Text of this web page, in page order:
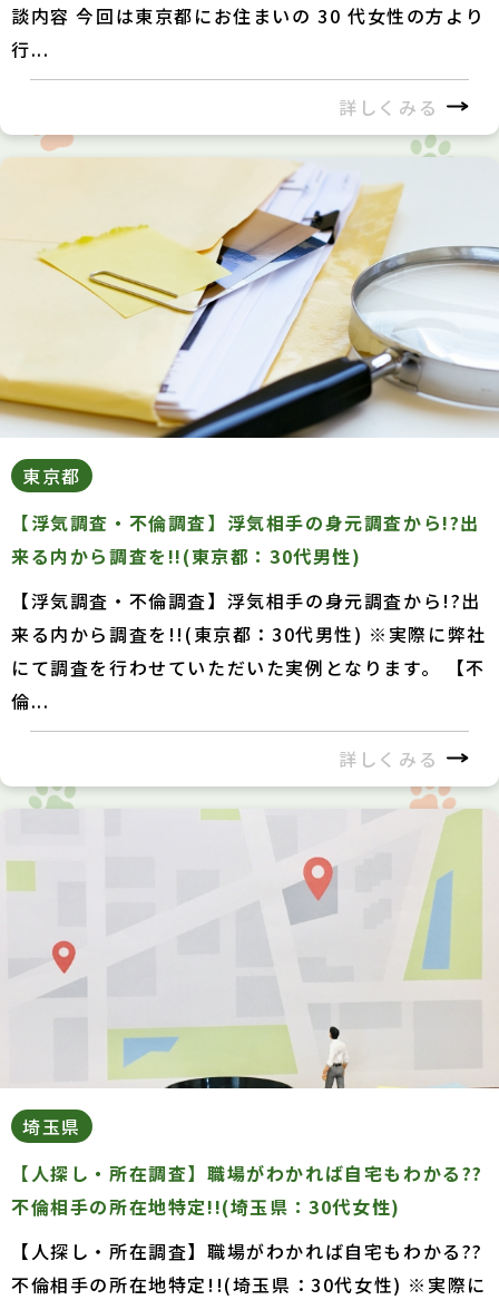
談内容 今回は東京都にお住まいの 30 代女性の方より
行...
詳しくみる
東京都
【浮気調査・不倫調査】浮気相手の身元調査から!?出
来る内から調査を!!(東京都：30代男性)
【浮気調査・不倫調査】浮気相手の身元調査から!?出
来る内から調査を!!(東京都：30代男性) ※実際に弊社
にて調査を行わせていただいた実例となります。 【不
倫...
詳しくみる
埼玉県
【人探し・所在調査】職場がわかれば自宅もわかる??
不倫相手の所在地特定!!(埼玉県：30代女性)
【人探し・所在調査】職場がわかれば自宅もわかる??
不倫相手の所在地特定!!(埼玉県：30代女性) ※実際に